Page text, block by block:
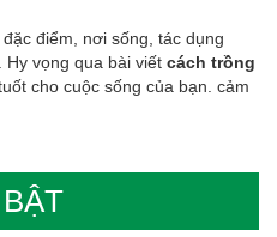
điểm, nơi sống, tác dụng
vọng qua bài viết cách trồng
cho cuộc sống của bạn. cảm